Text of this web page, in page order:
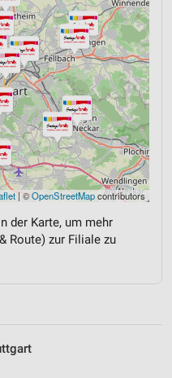
| ©OpenStreetMapcontributors
der Karte, um mehr
Route) zur Filiale zu